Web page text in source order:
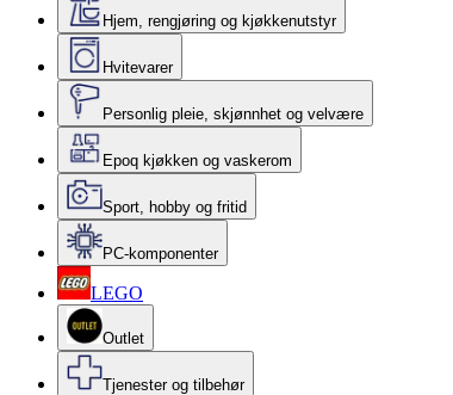
Hjem, rengjøring og kjøkkenutstyr
Hvitevarer
Personlig pleie, skjønnhet og velvære
Epoq kjøkken og vaskerom
Sport, hobby og fritid
PC-komponenter
LEGO
Outlet
Tjenester og tilbehør